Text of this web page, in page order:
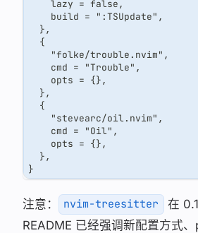
    lazy = false,
    build = ":TSUpdate",
  },
  {
    "folke/trouble.nvim",
    cmd = "Trouble",
    opts = {},
  },
  {
    "stevearc/oil.nvim",
    cmd = "Oil",
    opts = {},
  },
}
注意： nvim-treesitter
在
README 已经强调新配置方式